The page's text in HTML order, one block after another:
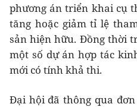
phương án triển khai cụ
tăng hoặc giảm tỉ lệ
sản hiện hữu. Đồng thời
một số dự án hợp tác
mới có tính khả thi.
Đại hội đã thông qua